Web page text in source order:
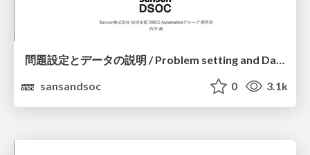
問題設定とデータの説明 / Problem setting and Data description_Sansan x atmaCup #12
sansandsoc
0 3.1k